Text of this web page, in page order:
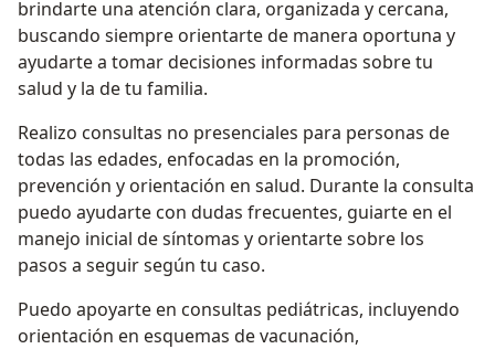
brindarte una atención clara, organizada y cercana,
buscando siempre orientarte de manera oportuna y
ayudarte a tomar decisiones informadas sobre tu
salud y la de tu familia.
Realizo consultas no presenciales para personas de
todas las edades, enfocadas en la promoción,
prevención y orientación en salud. Durante la consulta
puedo ayudarte con dudas frecuentes, guiarte en el
manejo inicial de síntomas y orientarte sobre los
pasos a seguir según tu caso.
Puedo apoyarte en consultas pediátricas, incluyendo
orientación en esquemas de vacunación,